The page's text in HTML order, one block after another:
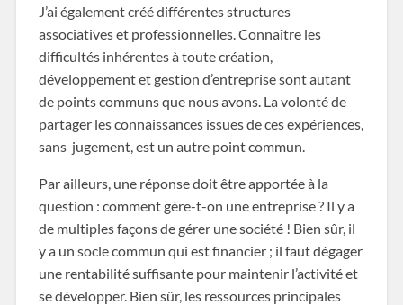
J’ai également créé différentes structures
associatives et professionnelles. Connaître les
difficultés inhérentes à toute création,
développement et gestion d’entreprise sont autant
de points communs que nous avons. La volonté de
partager les connaissances issues de ces expériences,
sans jugement, est un autre point commun.
Par ailleurs, une réponse doit être apportée à la
question : comment gère-t-on une entreprise ? Il y a
de multiples façons de gérer une société ! Bien sûr, il
y a un socle commun qui est financier ; il faut dégager
une rentabilité suffisante pour maintenir l’activité et
se développer. Bien sûr, les ressources principales